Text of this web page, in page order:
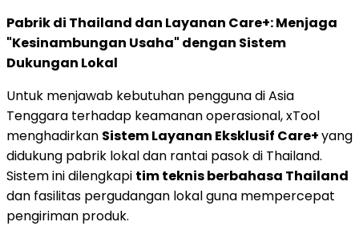
Pabrik di Thailand dan Layanan Care+: Menjaga
"Kesinambungan Usaha" dengan Sistem
Dukungan Lokal
Untuk menjawab kebutuhan pengguna di Asia
Tenggara terhadap keamanan operasional, xTool
menghadirkan Sistem Layanan Eksklusif Care+yang
didukung pabrik lokal dan rantai pasok di Thailand.
Sistem ini dilengkapi tim teknis berbahasa Thailand
dan fasilitas pergudangan lokal guna mempercepat
pengiriman produk.